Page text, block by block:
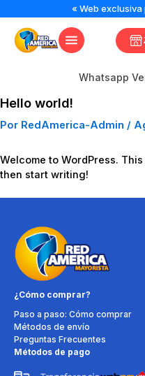
« Web exclusiva
Whatsapp
Hello world!
Por RedAmerica-Admin /
Welcome to WordPress.
then start writing!
¿Cómo comprar?
Paso a paso: Cómo comprar
Métodos de envío
Preguntas Frecuentes
Métodos de pago